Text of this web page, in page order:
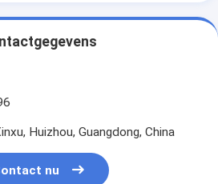
Huizhou, Guangdong, China
nu